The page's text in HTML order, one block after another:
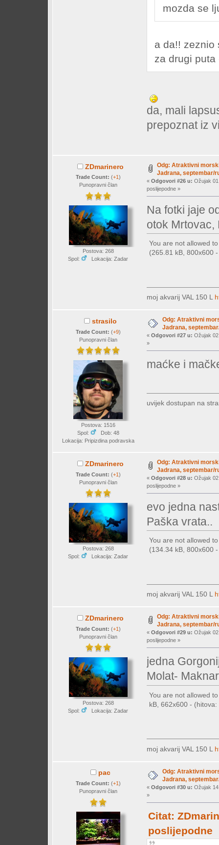
mozda se
a da!!
za drugi
da, mali
prepoznat iz
ZDmarinero
Trade Count: (+1 )
Punopravni član
Postova: 268
Spol:
Lokacija: Zadar
Odg: Atraktivni
Jadrana, septembar/
« Odgovori #26 u: Ožujak
poslijepodne »
Na fotki jaje
otok Mrtovac,
You are not allowed
(265.81 kB, 800x600
moj akvarij VAL 150 L
strasilo
Trade Count: (+9)
Punopravni član
Postova: 1516
Spol:
Dob: 48
Lokacija: Pripizdina podravska
Odg: Atraktivni
Jadrana,
« Odgovori #27 u: Ožujak
»
maćke i
uvijek dostupan na
ZDmarinero
Trade Count: (+1)
Punopravni član
Postova: 268
Spol:
Lokacija: Zadar
Odg: Atraktivni
Jadrana, septembar/
« Odgovori #28 u: Ožujak
poslijepodne »
evo jedna
Paška vrata..
You are not allowed
(134.34 kB, 800x600
moj akvarij VAL 150 L
ZDmarinero
Trade Count: (+1)
Punopravni član
Postova: 268
Spol:
Lokacija: Zadar
Odg: Atraktivni
Jadrana, septembar/
« Odgovori #29 u: Ožujak
poslijepodne »
jedna
Molat-
You are not allowed
kB, 662x600 -
moj akvarij VAL 150 L
pac
Trade Count: (+1)
Punopravni član
Odg: Atraktivni
Jadrana,
« Odgovori #30 u: Ožujak
»
Citat:
poslijepodne